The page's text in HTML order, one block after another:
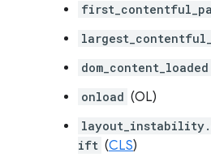
dom_content_loaded
onload (OL)
ift (CLS)